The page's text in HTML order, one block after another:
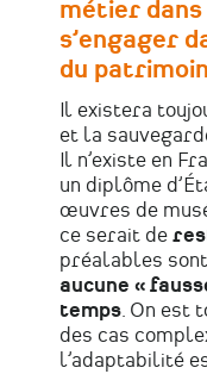
métier
s’engager
du
Il existera
et la
Il n’existe en
un diplôme
œuvres de
ce serait de
préalables
aucune «
temps. On est
des cas
l’adaptabilité